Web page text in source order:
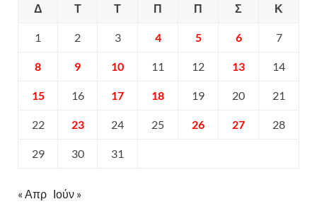
Δ
Τ Τ Π Π Σ Κ
1 2 3 4 5 6 7
8 9 10 11 12 13 14
15 16 17 18 19 20 21
22 23 24 25 26 27 28
29 30 31
« Απρ Ιούν »